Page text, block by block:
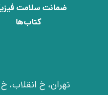
ضمانت سلامت
کتاب‌ها